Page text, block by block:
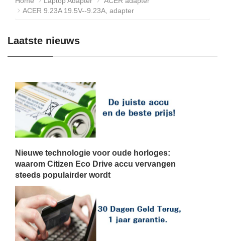
ACER 9.23A 19.5V--9.23A, adapter
Laatste nieuws
Nieuwe technologie voor oude horloges:
waarom Citizen Eco Drive accu vervangen
steeds populairder wordt